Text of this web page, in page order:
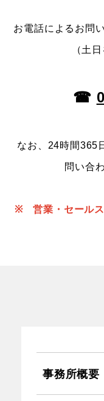
お電話によるお問
（土
☎
なお、24時間365
問い合
※ 営業・セールス
事務所概要